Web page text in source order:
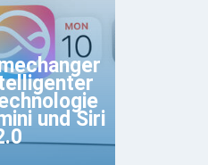
und Siri